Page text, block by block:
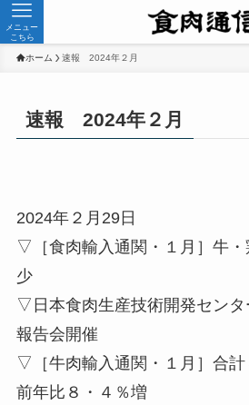
メニュー
こちら
ホーム 速報 2024年２月
速報 2024年２月
2024年２月29日
▽［食肉輸入通関・１月］牛
少
▽日本食肉生産技術開発センタ
報告会開催
▽［牛肉輸入通関・１月］合計
前年比８・４％増